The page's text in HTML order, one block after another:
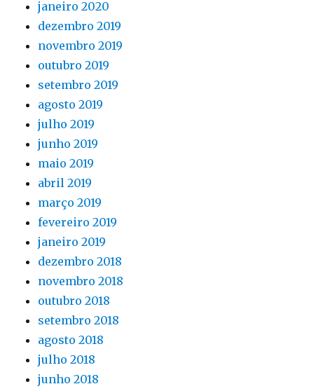
janeiro 2020
dezembro 2019
novembro 2019
outubro 2019
setembro 2019
agosto 2019
julho 2019
junho 2019
maio 2019
abril 2019
março 2019
fevereiro 2019
janeiro 2019
dezembro 2018
novembro 2018
outubro 2018
setembro 2018
agosto 2018
julho 2018
junho 2018